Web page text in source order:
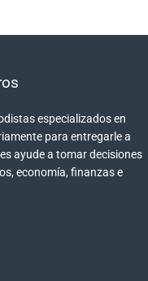
especializados en
para entregarle a
ayude a tomar decisiones
economía, finanzas e